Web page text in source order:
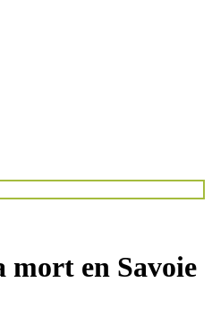
mort en Savoie